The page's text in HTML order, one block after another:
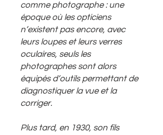
comme photographe : une
époque où les opticiens
n’existent pas encore, avec
leurs loupes et leurs verres
oculaires, seuls les
photographes sont alors
équipés d’outils permettant de
diagnostiquer la vue et la
corriger.
Plus tard, en 1930, son fils